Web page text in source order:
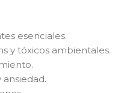
esenciales.
y tóxicos ambientales.